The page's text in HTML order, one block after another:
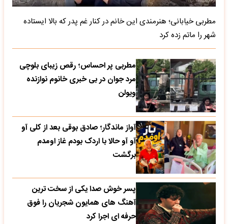
مطربی خیابانی؛ هنرمندی این خانم در کنار غم پدر که بالا ایستاده
شهر را ماتم زده کرد
مطربی پر احساس؛ رقص زیبای بلوچی
مرد جوان در بی خبری خانوم نوازنده
ویولن
آواز ماندگار؛ صادق بوقی بعد از کلی آو
آو آو حالا با اردک بودم غاز اومدم
برگشت
پسر خوش صدا یکی از سخت ترین
آهنگ های همایون شجریان را فوق
حرفه ای اجرا کرد